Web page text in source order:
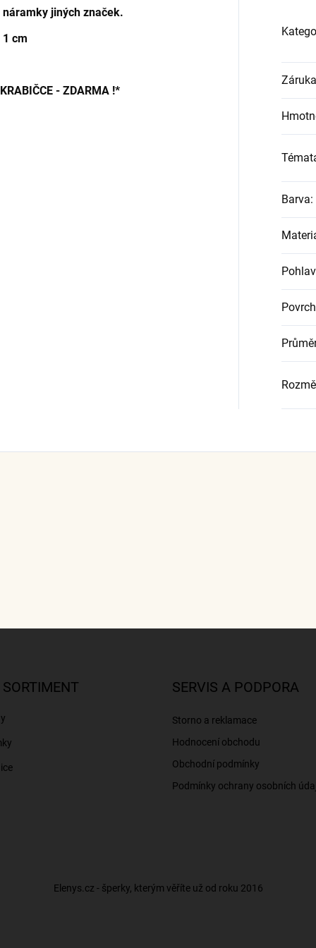
jiných značek.
cm
- ZDARMA !*
Záruka
Barva:
SERVIS A PODPORA
Storno a reklamace
Hodnocení obchodu
Obchodní podmínky
Podmínky ochrany osobních
Elenys.cz - šperky, kterým věříte už od roku 2016